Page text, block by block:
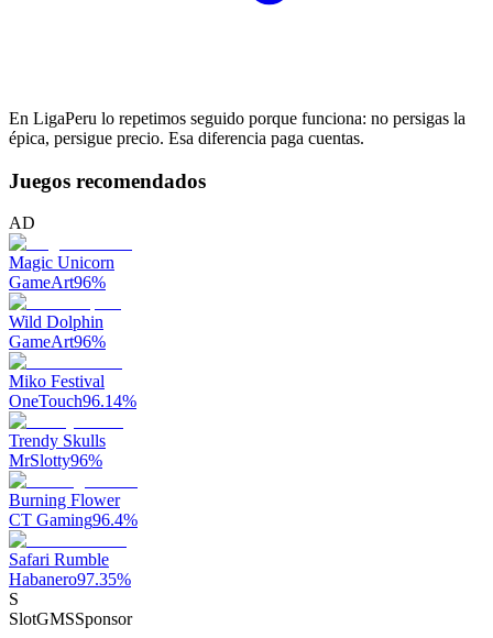
En LigaPeru lo repetimos seguido porque funciona: no persigas la
épica, persigue precio. Esa diferencia paga cuentas.
Juegos recomendados
AD
Magic Unicorn
GameArt96%
Wild Dolphin
GameArt96%
Miko Festival
OneTouch96.14%
Trendy Skulls
MrSlotty96%
Burning Flower
CT Gaming96.4%
Safari Rumble
Habanero97.35%
S
SlotGMSSponsor